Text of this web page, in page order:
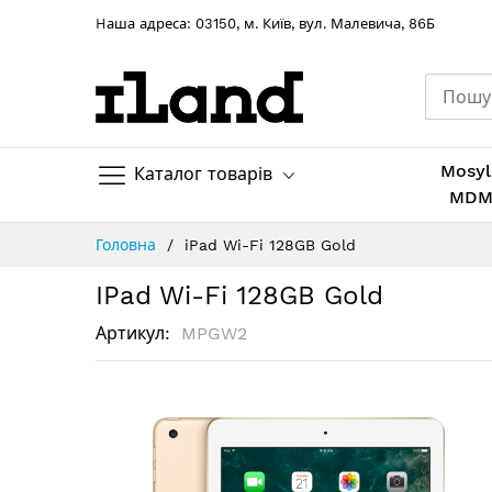
Hаша адреса: 03150, м. Київ, вул. Малевича, 86Б
Каталог товарів
MDM
Головна iPad Wi-Fi 128GB Gold
IPad Wi-Fi 128GB Gold
Артикул MPGW2
галереї